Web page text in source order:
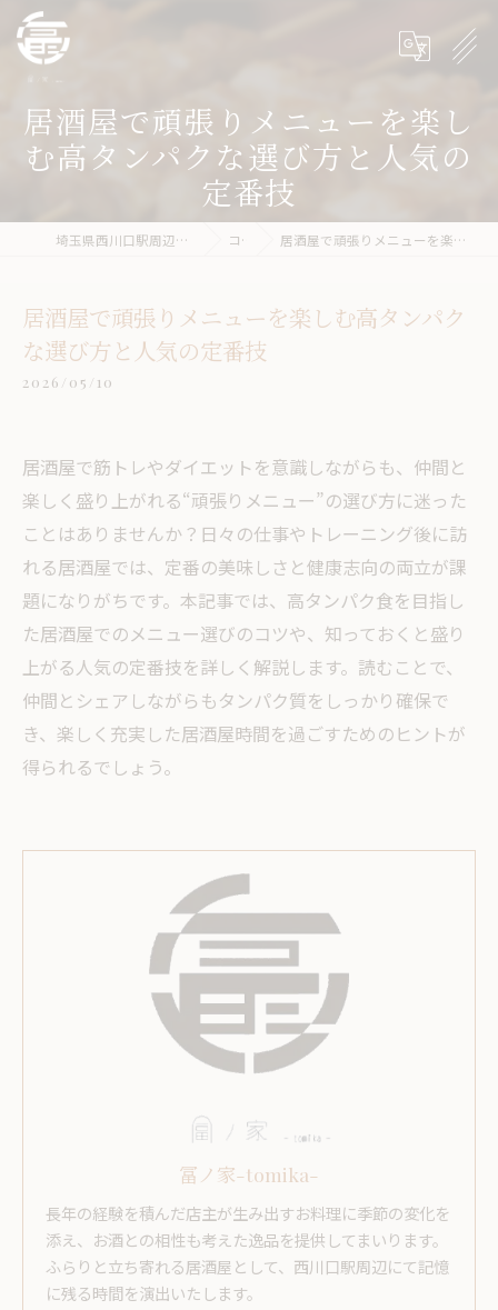
居酒屋で頑張りメニューを楽し
む高タンパクな選び方と人気の
定番技
埼玉県西川口駅周辺の居酒屋なら冨ノ家-tomika- コラム 居酒屋で頑張りメニューを楽しむ高タンパクな選び方と人気の定番技
居酒屋で頑張りメニューを楽しむ高タンパク
な選び方と人気の定番技
2026/05/10
居酒屋で筋トレやダイエットを意識しながらも、仲間と
楽しく盛り上がれる“頑張りメニュー”の選び方に迷った
ことはありませんか？日々の仕事やトレーニング後に訪
れる居酒屋では、定番の美味しさと健康志向の両立が課
題になりがちです。本記事では、高タンパク食を目指し
た居酒屋でのメニュー選びのコツや、知っておくと盛り
上がる人気の定番技を詳しく解説します。読むことで、
仲間とシェアしながらもタンパク質をしっかり確保で
き、楽しく充実した居酒屋時間を過ごすためのヒントが
得られるでしょう。
冨ノ家-tomika-
長年の経験を積んだ店主が生み出すお料理に季節の変化を
添え、お酒との相性も考えた逸品を提供してまいります。
ふらりと立ち寄れる居酒屋として、西川口駅周辺にて記憶
に残る時間を演出いたします。